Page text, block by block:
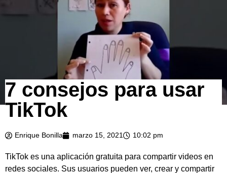
7 consejos para usar
TikTok
Enrique Bonilla marzo 15, 2021 10:02 pm
TikTok es una aplicación gratuita para compartir videos en
redes sociales. Sus usuarios pueden ver, crear y compartir